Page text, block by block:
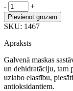
- Present
Skin
nomierinoša
auduma
maska
ar
alveju
daudzums
+
Pievienot grozam
SKU: 1467
Apraksts
Galvenā maskas
un dehidratāciju, tam
uzlabo elastību,
antioksidantiem.